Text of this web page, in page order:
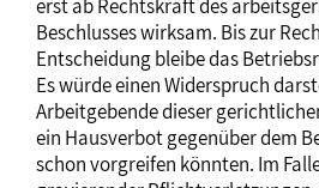
erst ab Rechtskraft des
Beschlusses wirksam. Bis zur
Entscheidung bleibe das
Es würde einen Widerspruch
Arbeitgebende dieser
ein Hausverbot gegenüber dem
schon vorgreifen könnten. Im